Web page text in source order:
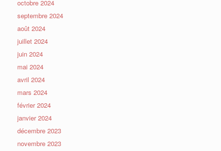
octobre 2024
septembre 2024
août 2024
juillet 2024
juin 2024
mai 2024
avril 2024
mars 2024
février 2024
janvier 2024
décembre 2023
novembre 2023